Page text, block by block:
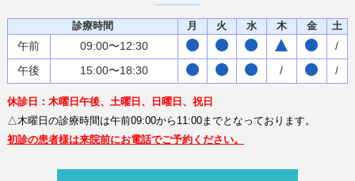
診療時間 月 火 水 木 金 土
午前 09:00〜12:30
/
午後
15:00〜18:30 / /
休診日：木曜日午後、土曜日、日曜日、祝日
△木曜日の診療時間は午前09:00から11:00までとなっております。
初診の患者様は来院前にお電話でご予約ください。